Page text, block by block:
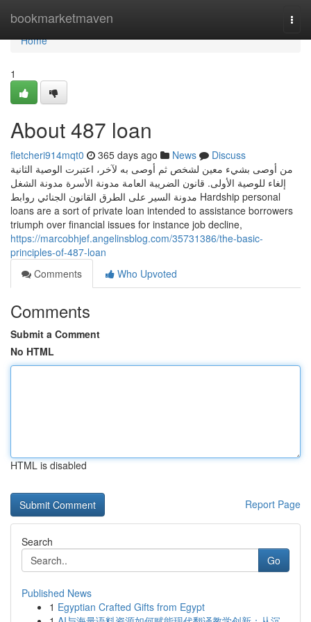
bookmarketmaven
Home
Home
1
About 487 loan
fletcheri914mqt0 365 days ago News
Discuss
من أوصى بشيء معين لشخص ثم أوصى به لآخر، اعتبرت الوصية الثانية
إلغاء للوصية الأولى. قانون الضريبة العامة مدونة الأسرة مدونة الشغل
مدونة السير على الطرق القانون الجنائي روابط Hardship personal
loans are a sort of private loan intended to assistance borrowers
triumph over financial issues for instance job decline,
https://marcobhjef.angelinsblog.com/35731386/the-basic-
principles-of-487-loan
Comments
Who Upvoted
Comments
Submit a Comment
No HTML
HTML is disabled
Report Page
Search
Go
Published News
1 Egyptian Crafted Gifts from Egypt